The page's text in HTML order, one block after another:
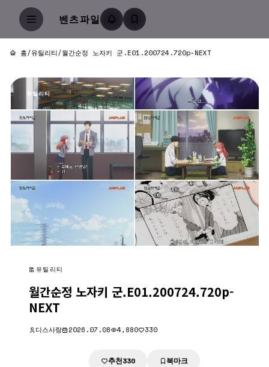
벤츠파일
홈/유틸리티/월간순정 노자키 군.E01.200724.720p-NEXT
유틸리티
유틸리티
월간순정 노자키 군.E01.200724.720p-
NEXT
디스사랑 2026.07.08 4,880 330
추천330 북마크